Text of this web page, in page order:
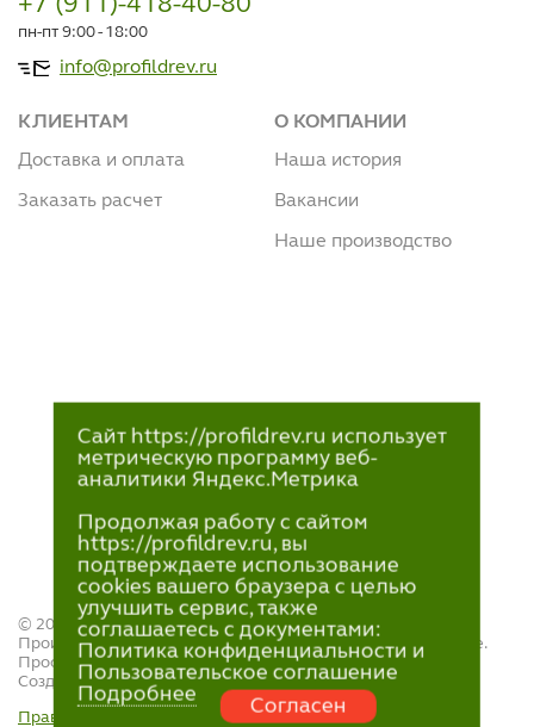
пн-пт 9:00 - 18:00
info@profildrev.ru
КЛИЕНТАМ
Доставка и оплата
Заказать расчет
О КОМПАНИИ
Наша история
Вакансии
Наше производство
© 2021—2023
Производство и продажа пиломатериалов в Петрозаводске.
ПрофильДрев.
Создание и поддержка сайта — «Артлекс»
Правила обработки персональных данных
Сайт https://profildrev.ru использует
метрическую программу веб-
аналитики Яндекс.Метрика
Продолжая работу с сайтом
https://profildrev.ru, вы
подтверждаете использование
cookies вашего браузера с целью
улучшить сервис, также
соглашаетесь с документами:
Политика конфиденциальности и
Пользовательское соглашение
Подробнее
Согласен